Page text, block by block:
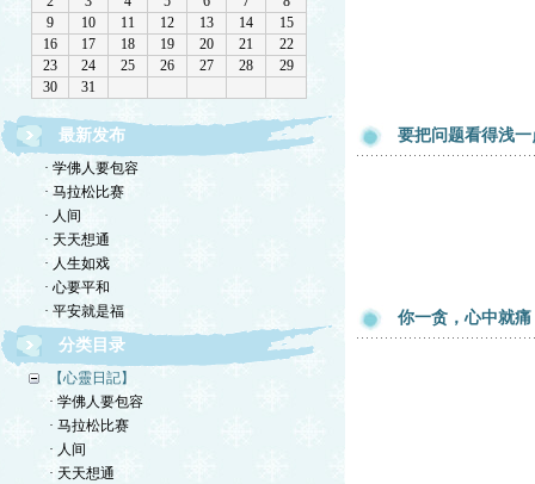
最新发布
· 学佛人要包容
· 马拉松比赛
· 人间
· 天天想通
· 人生如戏
· 心要平和
· 平安就是福
分类目录
【心靈日記】
· 学佛人要包容
· 马拉松比赛
· 人间
· 天天想通
要把问题看得浅一
你一贪，心中就痛